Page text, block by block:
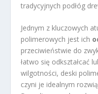
tradycyjnych podłóg
Jednym z kluczowych
polimerowych jest ich
przeciwieństwie do
łatwo się odkształcać
wilgotności, deski
czyni je idealnym